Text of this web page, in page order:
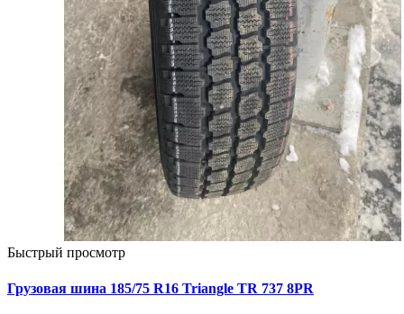
Быстрый просмотр
Грузовая шина 185/75 R16 Triangle TR 737 8PR